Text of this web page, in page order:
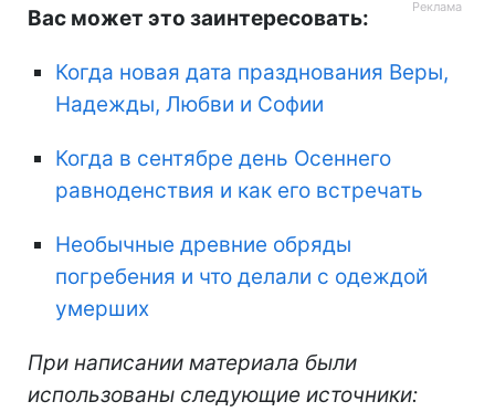
Вас может это заинтересовать:
Когда новая дата празднования Веры,
Надежды, Любви и Софии
Когда в сентябре день Осеннего
равноденствия и как его встречать
Необычные древние обряды
погребения и что делали с одеждой
умерших
При написании материала были
использованы следующие источники: